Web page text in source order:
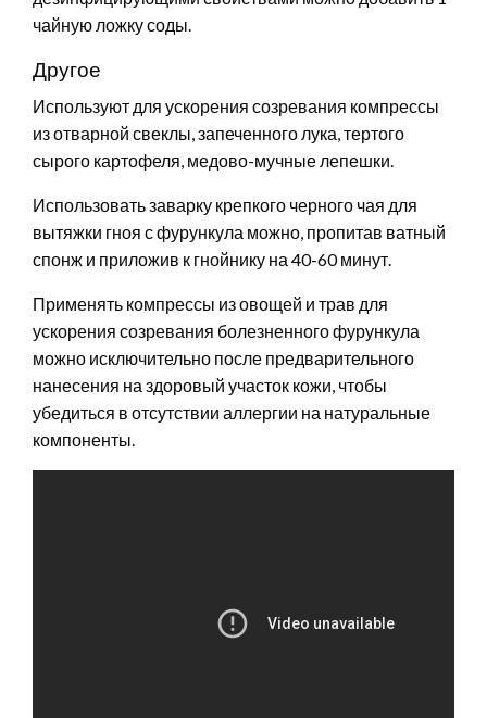
чайную ложку соды.
Другое
Используют для ускорения созревания компрессы
из отварной свеклы, запеченного лука, тертого
сырого картофеля, медово-мучные лепешки.
Использовать заварку крепкого черного чая для
вытяжки гноя с фурункула можно, пропитав ватный
спонж и приложив к гнойнику на 40-60 минут.
Применять компрессы из овощей и трав для
ускорения созревания болезненного фурункула
можно исключительно после предварительного
нанесения на здоровый участок кожи, чтобы
убедиться в отсутствии аллергии на натуральные
компоненты.